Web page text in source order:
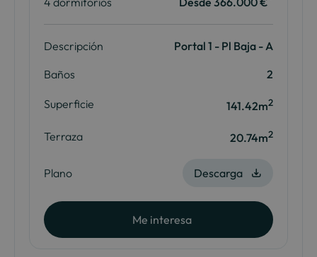
Descripción
Portal 1 - Pl Baja - A
Baños
2
Superficie 141.42m2
Terraza 20.74m2
Plano Descarga
Me interesa